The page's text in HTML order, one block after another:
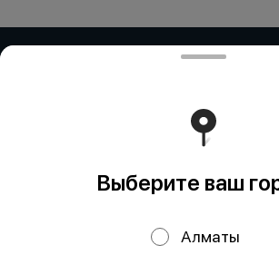
ИП Дубинина / ИП Збирун /
БИН:871015450730 ИП ART COR -
Работает на эффективном ядре
Политика
Выберите ваш
Алматы